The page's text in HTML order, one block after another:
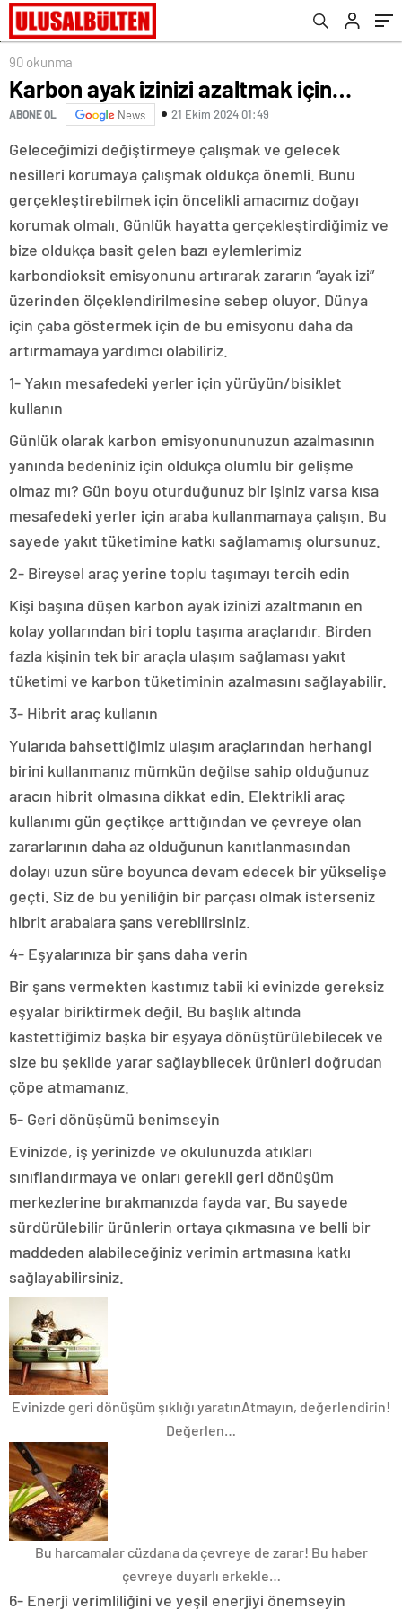
90 okunma
Karbon ayak izinizi azaltmak için…
ABONE OL News 21 Ekim 2024 01:49
Geleceğimizi değiştirmeye çalışmak ve gelecek
nesilleri korumaya çalışmak oldukça önemli. Bunu
gerçekleştirebilmek için öncelikli amacımız doğayı
korumak olmalı. Günlük hayatta gerçekleştirdiğimiz ve
bize oldukça basit gelen bazı eylemlerimiz
karbondioksit emisyonunu artırarak zararın “ayak izi”
üzerinden ölçeklendirilmesine sebep oluyor. Dünya
için çaba göstermek için de bu emisyonu daha da
artırmamaya yardımcı olabiliriz.
1- Yakın mesafedeki yerler için yürüyün/bisiklet
kullanın
Günlük olarak karbon emisyonununuzun azalmasının
yanında bedeniniz için oldukça olumlu bir gelişme
olmaz mı? Gün boyu oturduğunuz bir işiniz varsa kısa
mesafedeki yerler için araba kullanmamaya çalışın. Bu
sayede yakıt tüketimine katkı sağlamamış olursunuz.
2- Bireysel araç yerine toplu taşımayı tercih edin
Kişi başına düşen karbon ayak izinizi azaltmanın en
kolay yollarından biri toplu taşıma araçlarıdır. Birden
fazla kişinin tek bir araçla ulaşım sağlaması yakıt
tüketimi ve karbon tüketiminin azalmasını sağlayabilir.
3- Hibrit araç kullanın
Yularıda bahsettiğimiz ulaşım araçlarından herhangi
birini kullanmanız mümkün değilse sahip olduğunuz
aracın hibrit olmasına dikkat edin. Elektrikli araç
kullanımı gün geçtikçe arttığından ve çevreye olan
zararlarının daha az olduğunun kanıtlanmasından
dolayı uzun süre boyunca devam edecek bir yükselişe
geçti. Siz de bu yeniliğin bir parçası olmak isterseniz
hibrit arabalara şans verebilirsiniz.
4- Eşyalarınıza bir şans daha verin
Bir şans vermekten kastımız tabii ki evinizde gereksiz
eşyalar biriktirmek değil. Bu başlık altında
kastettiğimiz başka bir eşyaya dönüştürülebilecek ve
size bu şekilde yarar sağlaybilecek ürünleri doğrudan
çöpe atmamanız.
5- Geri dönüşümü benimseyin
Evinizde, iş yerinizde ve okulunuzda atıkları
sınıflandırmaya ve onları gerekli geri dönüşüm
merkezlerine bırakmanızda fayda var. Bu sayede
sürdürülebilir ürünlerin ortaya çıkmasına ve belli bir
maddeden alabileceğiniz verimin artmasına katkı
sağlayabilirsiniz.
Evinizde geri dönüşüm şıklığı yaratınAtmayın, değerlendirin!
Değerlen…
Bu harcamalar cüzdana da çevreye de zarar! Bu haber
çevreye duyarlı erkekle…
6- Enerji verimliliğini ve yeşil enerjiyi önemseyin